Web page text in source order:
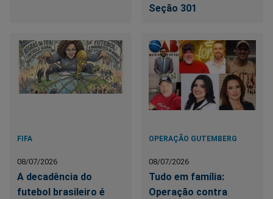
Seção 301
FIFA
08/07/2026
A decadência do
futebol brasileiro é
OPERAÇÃO GUTEMBERG
08/07/2026
Tudo em família:
Operação contra